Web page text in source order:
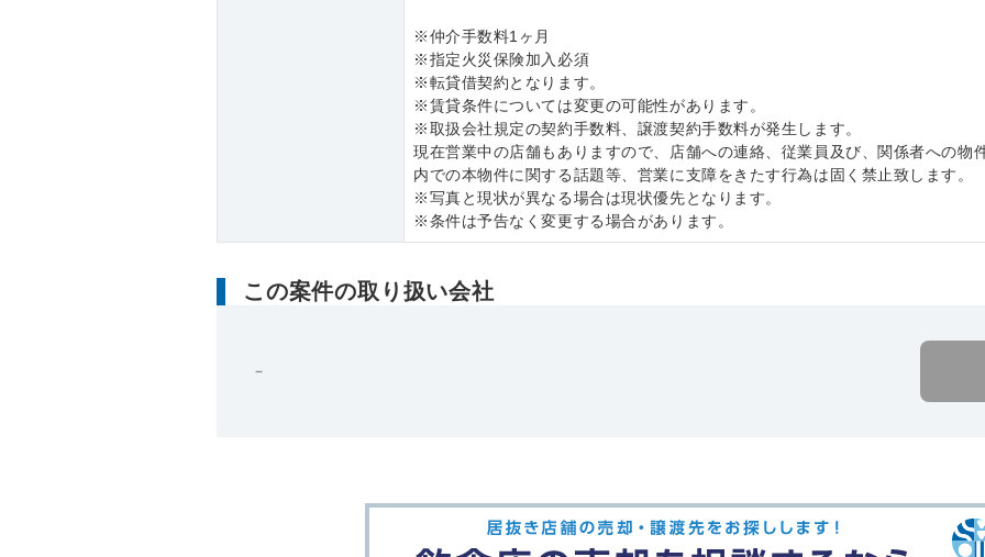
※仲介手数料1ヶ月
※指定火災保険加入必須
※転貸借契約となります。
※賃貸条件については変更の可能性があります。
※取扱会社規定の契約手数料、譲渡契約手数料が発生します。
現在営業中の店舗もありますので、店舗への連絡、従業員及び、関係者への物
内での本物件に関する話題等、営業に支障をきたす行為は固く禁止致します。
※写真と現状が異なる場合は現状優先となります。
※条件は予告なく変更する場合があります。
この案件の取り扱い会社
－